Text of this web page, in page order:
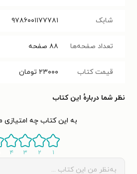
شابک ۹۷۸۶۰۰۱۱۷۷۷۸۱
تعداد صفحه‌ها ۸۸ صفحه
قیمت کتاب ۲۳۰۰۰ تومان
نظر شما دربارهٔ این کتاب
به این کتاب چه
۱ ۲ ۳ ۴